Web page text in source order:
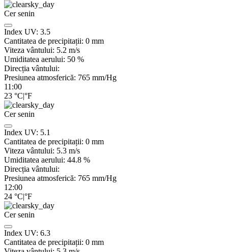
Cer senin
Index UV: 3.5
Cantitatea de precipitații: 0 mm
Viteza vântului: 5.2 m/s
Umiditatea aerului: 50 %
Direcția vântului:
Presiunea atmosferică: 765 mm/Hg
11:00
23 °C|°F
Cer senin
Index UV: 5.1
Cantitatea de precipitații: 0 mm
Viteza vântului: 5.3 m/s
Umiditatea aerului: 44.8 %
Direcția vântului:
Presiunea atmosferică: 765 mm/Hg
12:00
24 °C|°F
Cer senin
Index UV: 6.3
Cantitatea de precipitații: 0 mm